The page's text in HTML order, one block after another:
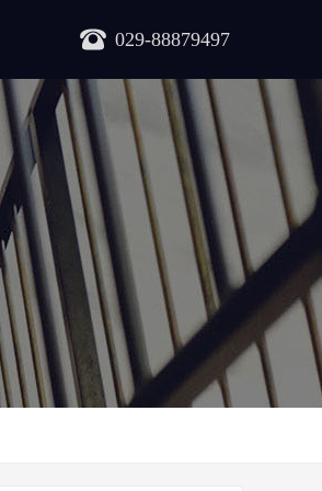
029-88879497